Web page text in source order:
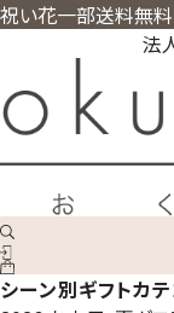
祝い花一部送料無料
法
シーン別ギフトカ